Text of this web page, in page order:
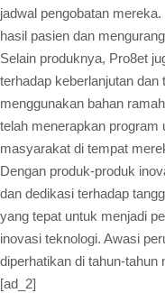
jadwal pengobatan
hasil pasien dan
Selain produknya, Pro8et
terhadap keberlanjutan
menggunakan bahan
telah menerapkan
masyarakat di tempat
Dengan produk-produk
dan dedikasi terhadap
yang tepat untuk menjadi
inovasi teknologi. Awasi
diperhatikan di tahun-tahun
[ad_2]